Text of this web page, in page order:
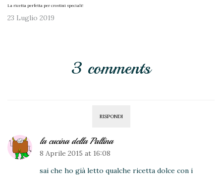
La ricetta perfetta per crostini speciali!
23 Luglio 2019
3 comments
RISPONDI
la cucina della Pallina
8 Aprile 2015 at 16:08
sai che ho già letto qualche ricetta dolce con i